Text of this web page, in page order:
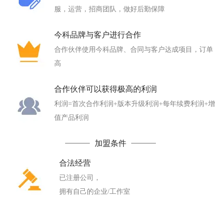
服，运营，招商团队，做好后勤保障
今科品牌与客户进行合作
合作伙伴使用今科品牌、合同与客户达成项目，订单
高
合作伙伴可以获得极高的利润
利润=首次合作利润+版本升级利润+每年续费利润+增
值产品利润
加盟条件
合法经营
已注册公司，
拥有自己的企业/工作室